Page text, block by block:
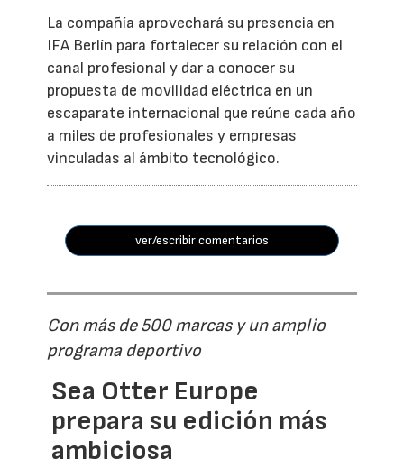
La compañía aprovechará su presencia en
IFA Berlín para fortalecer su relación con el
canal profesional y dar a conocer su
propuesta de movilidad eléctrica en un
escaparate internacional que reúne cada año
a miles de profesionales y empresas
vinculadas al ámbito tecnológico.
ver/escribir comentarios
Con más de 500 marcas y un amplio
programa deportivo
Sea Otter Europe
prepara su edición más
ambiciosa